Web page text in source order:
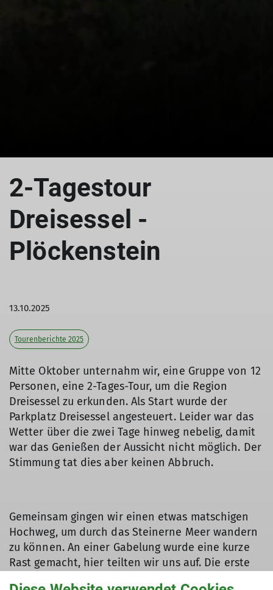
2-Tagestour
Dreisessel -
Plöckenstein
13.10.2025
Tourenberichte 2025
Mitte Oktober unternahm wir, eine Gruppe von 12
Personen, eine 2-Tages-Tour, um die Region
Dreisessel zu erkunden. Als Start wurde der
Parkplatz Dreisessel angesteuert. Leider war das
Wetter über die zwei Tage hinweg nebelig, damit
war das Genießen der Aussicht nicht möglich. Der
Stimmung tat dies aber keinen Abbruch.
Gemeinsam gingen wir einen etwas matschigen
Hochweg, um durch das Steinerne Meer wandern
zu können. An einer Gabelung wurde eine kurze
Rast gemacht, hier teilten wir uns auf. Die erste